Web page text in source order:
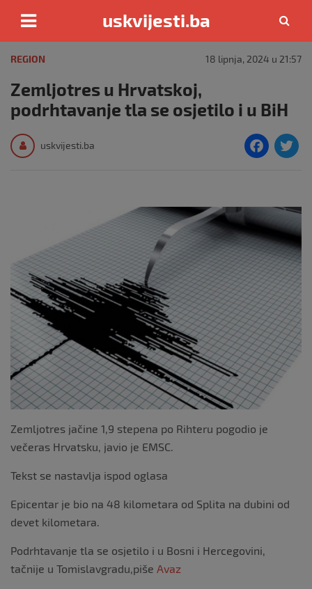
content
uskvijesti.ba
REGION 18 lipnja, 2024 u 21:57
Zemljotres u Hrvatskoj,
podrhtavanje tla se osjetilo i u BiH
uskvijesti.ba
F
e
b
o
o
k
Zemljotres jačine 1,9 stepena po Rihteru pogodio je
večeras Hrvatsku, javio je EMSC.
Tekst se nastavlja ispod oglasa
Epicentar je bio na 48 kilometara od Splita na dubini od
devet kilometara.
Podrhtavanje tla se osjetilo i u Bosni i Hercegovini,
tačnije u Tomislavgradu,piše Avaz